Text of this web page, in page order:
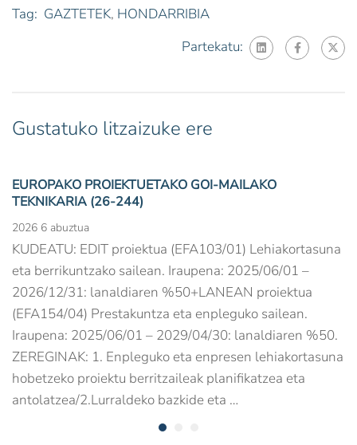
Tag: GAZTETEK, HONDARRIBIA
Partekatu:
Gustatuko litzaizuke ere
EUROPAKO PROIEKTUETAKO GOI-MAILAKO
TEKNIKARIA (26-244)
2026 6 abuztua
KUDEATU: EDIT proiektua (EFA103/01) Lehiakortasuna
eta berrikuntzako sailean. Iraupena: 2025/06/01 –
2026/12/31: lanaldiaren %50+LANEAN proiektua
(EFA154/04) Prestakuntza eta enpleguko sailean.
Iraupena: 2025/06/01 – 2029/04/30: lanaldiaren %50.
ZEREGINAK: 1. Enpleguko eta enpresen lehiakortasuna
hobetzeko proiektu berritzaileak planifikatzea eta
antolatzea/2.Lurraldeko bazkide eta …